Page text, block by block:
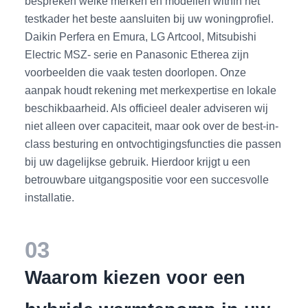
testkader het beste aansluiten bij uw woningprofiel.
Daikin Perfera en Emura, LG Artcool, Mitsubishi
Electric MSZ- serie en Panasonic Etherea zijn
voorbeelden die vaak testen doorlopen. Onze
aanpak houdt rekening met merkexpertise en lokale
beschikbaarheid. Als officieel dealer adviseren wij
niet alleen over capaciteit, maar ook over de best-in-
class besturing en ontvochtigingsfuncties die passen
bij uw dagelijkse gebruik. Hierdoor krijgt u een
betrouwbare uitgangspositie voor een succesvolle
installatie.
03
Waarom kiezen voor een